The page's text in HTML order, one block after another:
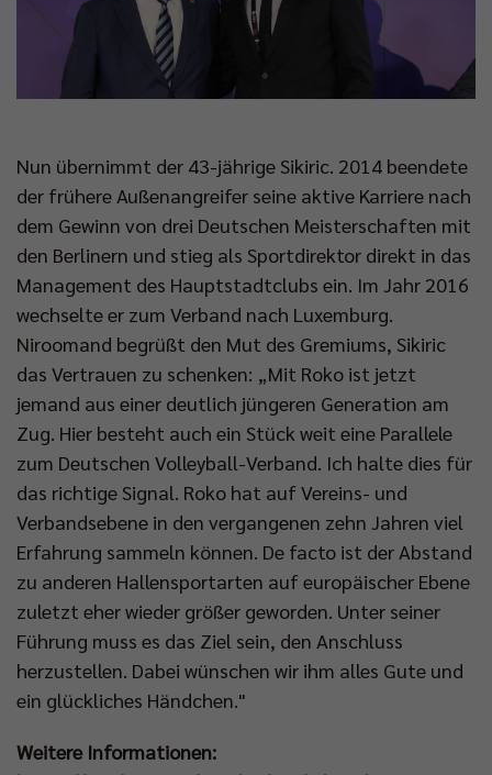
Nun übernimmt der 43-jährige Sikiric. 2014 beendete
der frühere Außenangreifer seine aktive Karriere nach
dem Gewinn von drei Deutschen Meisterschaften mit
den Berlinern und stieg als Sportdirektor direkt in das
Management des Hauptstadtclubs ein. Im Jahr 2016
wechselte er zum Verband nach Luxemburg.
Niroomand begrüßt den Mut des Gremiums, Sikiric
das Vertrauen zu schenken: „Mit Roko ist jetzt
jemand aus einer deutlich jüngeren Generation am
Zug. Hier besteht auch ein Stück weit eine Parallele
zum Deutschen Volleyball-Verband. Ich halte dies für
das richtige Signal. Roko hat auf Vereins- und
Verbandsebene in den vergangenen zehn Jahren viel
Erfahrung sammeln können. De facto ist der Abstand
zu anderen Hallensportarten auf europäischer Ebene
zuletzt eher wieder größer geworden. Unter seiner
Führung muss es das Ziel sein, den Anschluss
herzustellen. Dabei wünschen wir ihm alles Gute und
ein glückliches Händchen."
Weitere Informationen: